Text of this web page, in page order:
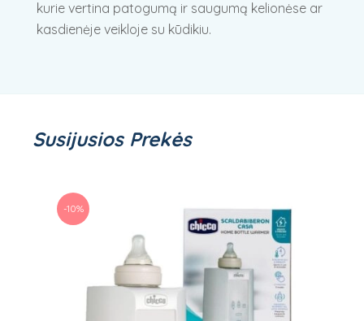
kurie vertina patogumą ir saugumą kelionėse ar
kasdienėje veikloje su kūdikiu.
Susijusios Prekės
-10%